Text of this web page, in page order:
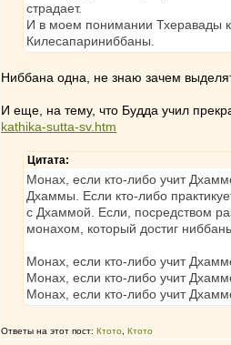
страдает.
И в моем понимании Тхеравады
Килесапариниббаны.
Ниббана одна, не знаю зачем
И еще, на тему, что Будда учил
kathika-sutta-sv.htm
Цитата:
Монах, если кто-либо учит
Дхаммы. Если кто-либо
с Дхаммой. Если, посредством
монахом, который достиг
Монах, если кто-либо учит
Монах, если кто-либо учит
Монах, если кто-либо учит
Ответы на этот пост: Ктото Ктото